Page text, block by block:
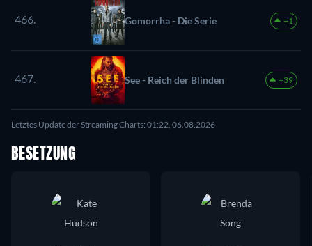
466. Gomorrha - Die Serie +1
467. See - Reich der Blinden +39
Letztes Update der Streaming Charts: 01:22, 06.08.2026
BESETZUNG